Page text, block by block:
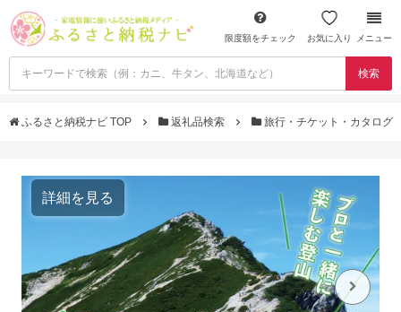
限度額をチェック お気に入り メニュー
検索
ふるさと納税ナビ TOP 返礼品検索 旅行・チケット・カタログ
詳細を見る